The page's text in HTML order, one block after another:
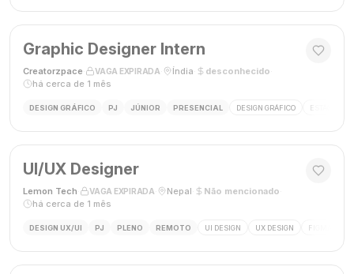
Graphic Designer Intern
Creatorzpace VAGA EXPIRADA Índia desconhecido
há cerca de 1 mês
DESIGN GRÁFICO PJ JÚNIOR PRESENCIAL DESIGN GRÁFICO ESTÁGIO
UI/UX Designer
Lemon Tech VAGA EXPIRADA Nepal Não mencionado
há cerca de 1 mês
DESIGN UX/UI PJ PLENO REMOTO UI DESIGN UX DESIGN FIGMA